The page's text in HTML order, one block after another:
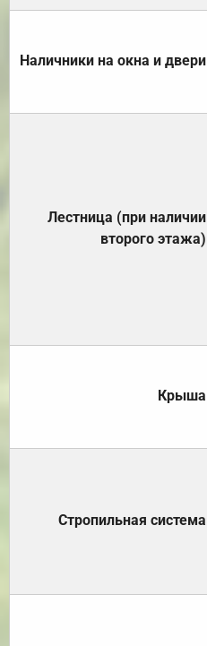
Наличники на окна и двери
Лестница (при наличии
второго этажа)
Крыша
Стропильная система